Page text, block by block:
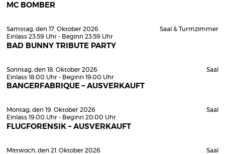
MC BOMBER
Samstag, den 17. Oktober 2026
Einlass 23:59 Uhr - Beginn 23:59 Uhr
BAD BUNNY TRIBUTE PARTY
Saal & Turmzimmer
Sonntag, den 18. Oktober 2026
Einlass 18:00 Uhr - Beginn 19:00 Uhr
BANGERFABRIQUE – AUSVERKAUFT
Saal
Montag, den 19. Oktober 2026
Einlass 19:00 Uhr - Beginn 20:00 Uhr
FLUGFORENSIK – AUSVERKAUFT
Saal
Mittwoch, den 21. Oktober 2026
Saal